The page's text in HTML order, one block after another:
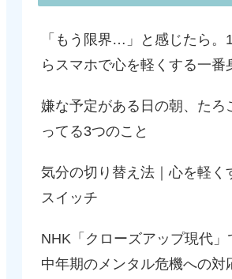
「もう限界…」と感じたら。
らスマホで心を軽くする一番
嫌な予定がある日の朝、たろ
ってる3つのこと
気分の切り替え法｜心を軽く
スイッチ
NHK「クローズアップ現代」
中年期のメンタル危機への対